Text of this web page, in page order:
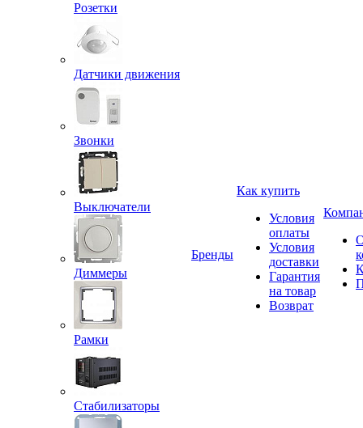
Розетки
Датчики движения
Звонки
Выключатели
Диммеры
Рамки
Стабилизаторы
Бренды
Как купить
Условия
оплаты
Условия
доставки
Гарантия
на товар
Возврат